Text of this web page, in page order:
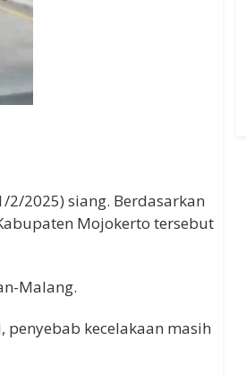
2025) siang. Berdasarkan
Mojokerto tersebut
Malang.
penyebab kecelakaan masih